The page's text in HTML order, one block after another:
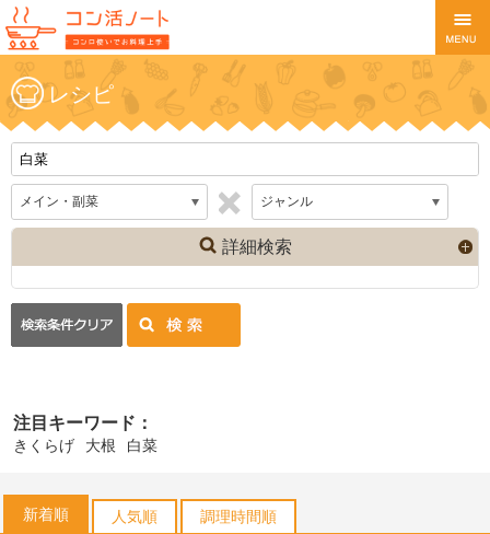
レシピ
詳細検索
注目キーワード：
きくらげ 大根 白菜
新着順 人気順 調理時間順